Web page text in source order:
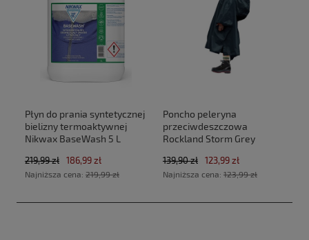
Płyn do prania syntetycznej
bielizny termoaktywnej
Nikwax BaseWash 5 L
219,99 zł 186,99 zł
Najniższa cena: 219,99 zł
Poncho peleryna
przeciwdeszczowa
Rockland Storm Grey
139,90 zł 123,99 zł
Najniższa cena: 123,99 zł